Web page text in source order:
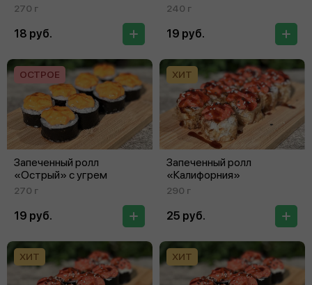
270 г
18 руб.
240 г
19 руб.
Запеченный ролл
«Острый» с угрем
ОСТРОЕ
270 г
19 руб.
Запеченный ролл
«Калифорния»
ХИТ
290 г
25 руб.
ХИТ ХИТ